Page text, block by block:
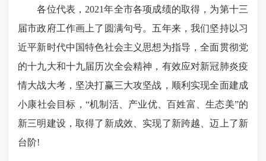
各位代表，2021年全市各项成绩的取得，为第十三
届市政府工作画上了圆满句号。五年来，我们坚持以习
近平新时代中国特色社会主义思想为指导，全面贯彻党
的十九大和十九届历次全会精神，有效应对新冠肺炎疫
情大战大考，坚决打赢三大攻坚战，顺利实现全面建成
小康社会目标，“机制活、产业优、百姓富、生态美”的
新三明建设，取得了新成效、实现了新跨越、迈上了新
台阶!